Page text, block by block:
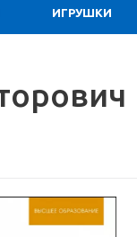
ИГРУШКИ